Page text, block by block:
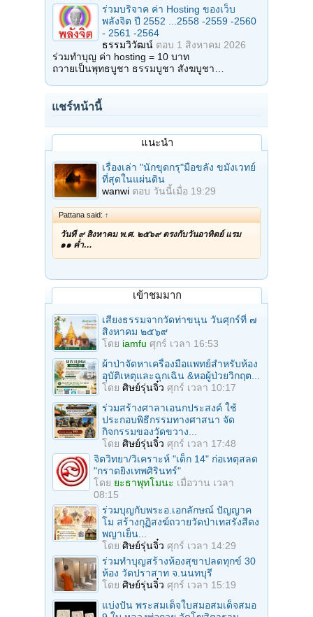
ร่วมบริจาค ค่า Hosting ของเว็บ
พลังจิต ปี 2552 ...2558 -2559 -2560
- 2561 -2564
ธรรมวิวัฒน์ ตอบ 1 สิงหาคม 2026
ร่วมทำบุญ ค่า hosting = 10 บาท
ถวายเป็นพุทธบูชา ธรรมบูชา สังฆบูชา…
แชร์หน้านี้
แนะนำ
เรื่องเล่า "นักขุดกรุ"มือขลัง ขมังเวทย์
ที่สุดในแผ่นดิน
wanwi ตอบ วันนี้เมื่อ 19:29
Pattana said: ↑
วันที่ ๙ สิงหาคม พ.ศ. ๒๕๖๙ ตรงกับวันอาทิตย์ แรม
๑๑ ค่ำ…
เข้าชมมาก
เสียงธรรมจากวัดท่าขนุน วันศุกร์ที่ ๗
สิงหาคม ๒๕๖๙
โดย iamfu ศุกร์ เวลา 16:53
ผ้าป่าจัดหาเครื่องมือแพทย์สำหรับห้อง
อุบัติเหตุและฉุกเฉิน &หอผู้ป่วยวิกฤต...
โดย ศิษย์รุ่นจิ๋ว ศุกร์ เวลา 10:17
ร่วมสร้างศาลาเอนกประสงค์ ใช้
ประกอบพิธีกรรมทางศาสนา จัด
กิจกรรมของวัดขวาง...
โดย ศิษย์รุ่นจิ๋ว ศุกร์ เวลา 17:48
จิตวิทยา/วิเคราะห์ "เด็ก 14" ก่อเหตุสลด
"กราดยิงเทพศิรินทร์"
โดย ยะธาพุทโมนะ เมื่อวาน เวลา
08:15
ร่วมบุญกับพระอ.เอกลักษณ์ ปัญญาค
โม สร้างกุฏิสงฆ์ถวายวัดป่าเทสรังสีดง
พญาเย็น...
โดย ศิษย์รุ่นจิ๋ว ศุกร์ เวลา 14:29
ร่วมทําบุญสร้างห้องสุขาปลดทุกข์ 30
ห้อง วัดปราสาท จ.นนทบุรี
โดย ศิษย์รุ่นจิ๋ว ศุกร์ เวลา 15:19
แบ่งปัน พระสมเด็จใบสมอสมเด็จสมอ